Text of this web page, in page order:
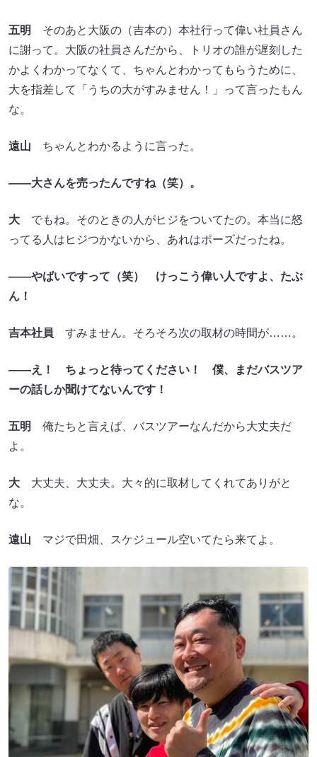
五明
そのあと大阪の（吉本の）本社行って偉い社員さん
に謝って。大阪の社員さんだから、トリオの誰が遅刻した
かよくわかってなくて、ちゃんとわかってもらうために、
大を指差して「うちの大がすみません！」って言ったもん
な。
遠山 ちゃんとわかるように言った。
――大さんを売ったんですね （笑）。
大 でもね。そのときの人がヒジをついてたの。本当に怒
ってる人はヒジつかないから、あれはポーズだったね。
――やばいですって （笑）
けっこう偉い人ですよ、たぶ
ん！
吉本社員 すみません。そろそろ次の取材の時間が……。
――え！ ちょっと待ってください！
僕、まだバスツア
ーの話しか聞けてないんです！
五明
俺たちと言えば、バスツアーなんだから大丈夫だ
よ。
大 大丈夫、大丈夫。大々的に取材してくれてありがと
な。
遠山 マジで田畑、スケジュール空いてたら来てよ。